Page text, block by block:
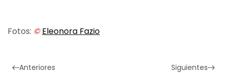
Fotos: © Eleonora Fazio
Anteriores Siguientes